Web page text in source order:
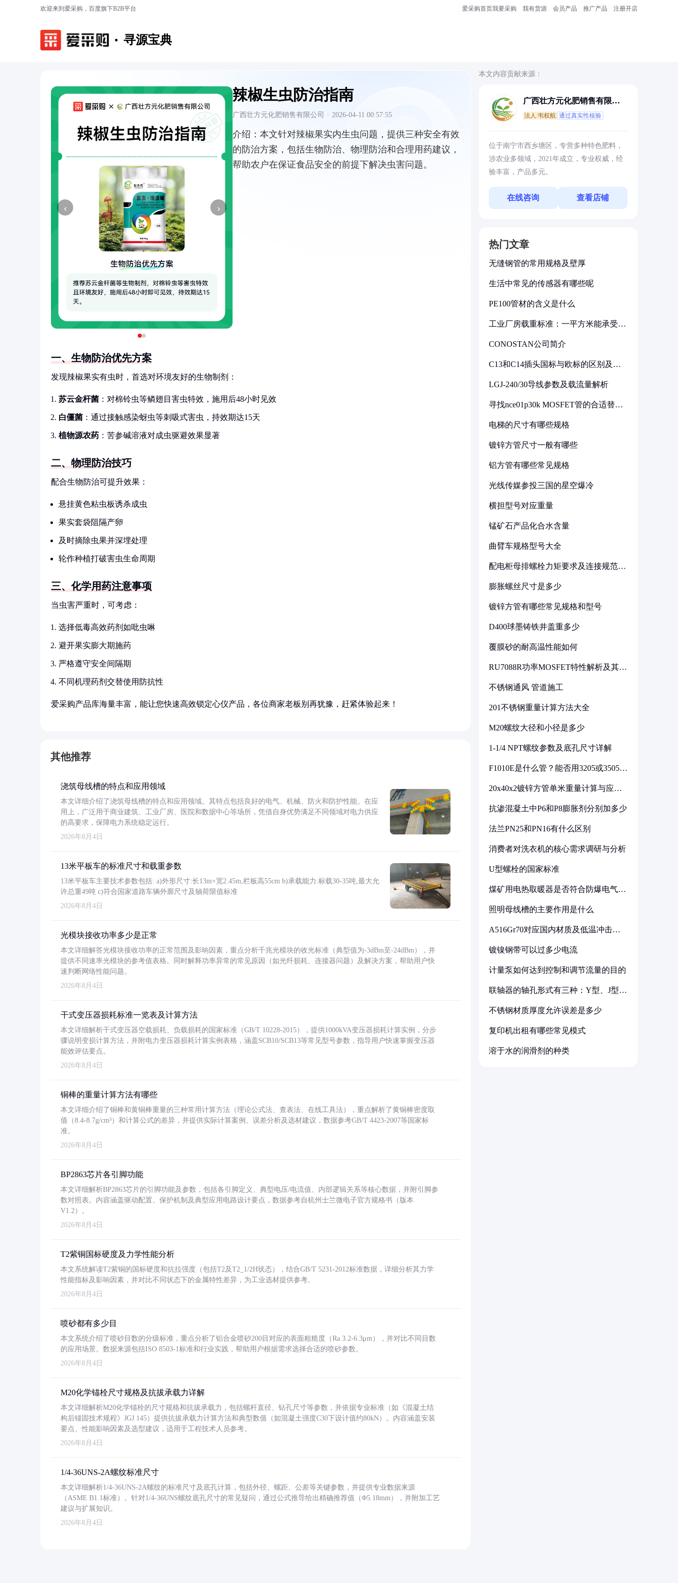
欢迎来到爱采购，百度旗下B2B平台 爱采购首页我要采购 我有货源 会员产品 推广产品 注册开店
寻源宝典
‹ ›
辣椒生虫防治指南
广西壮方元化肥销售有限公司 · 2026-04-11 00:57:55
介绍： 本文针对辣椒果实内生虫问题，提供三种安全有效
的防治方案，包括生物防治、物理防治和合理用药建议，
帮助农户在保证食品安全的前提下解决虫害问题。
一、生物防治优先方案
发现辣椒果实有虫时，首选对环境友好的生物制剂：
苏云金杆菌 ：对棉铃虫等鳞翅目害虫特效，施用后48小时见效
白僵菌 ：通过接触感染蚜虫等刺吸式害虫，持效期达15天
植物源农药 ：苦参碱溶液对成虫驱避效果显著
二、物理防治技巧
配合生物防治可提升效果：
悬挂黄色粘虫板诱杀成虫
果实套袋阻隔产卵
及时摘除虫果并深埋处理
轮作种植打破害虫生命周期
三、化学用药注意事项
当虫害严重时，可考虑：
选择低毒高效药剂如吡虫啉
避开果实膨大期施药
严格遵守安全间隔期
不同机理药剂交替使用防抗性
爱采购产品库海量丰富，能让您快速高效锁定心仪产品，各位商家老板别再犹豫，赶紧体验起来！
其他推荐
浇筑母线槽的特点和应用领域
本文详细介绍了浇筑母线槽的特点和应用领域。其特点包括良好的电气、机械、防火和防护性能。在应
用上，广泛用于商业建筑、工业厂房、医院和数据中心等场所，凭借自身优势满足不同领域对电力供应
的高要求，保障电力系统稳定运行。
2026年8月4日
13米平板车的标准尺寸和载重参数
13米平板车主要技术参数包括: a)外形尺寸:长13m×宽2.45m,栏板高55cm b)承载能力:标载30-35吨,最大允
许总重49吨 c)符合国家道路车辆外廓尺寸及轴荷限值标准
2026年8月4日
光模块接收功率多少是正常
本文详细解答光模块接收功率的正常范围及影响因素，重点分析千兆光模块的收光标准（典型值为-3dBm至-24dBm），并
提供不同速率光模块的参考值表格。同时解释功率异常的常见原因（如光纤损耗、连接器问题）及解决方案，帮助用户快
速判断网络性能问题。
2026年8月4日
干式变压器损耗标准一览表及计算方法
本文详细解析干式变压器空载损耗、负载损耗的国家标准（GB/T 10228-2015），提供1000kVA变压器损耗计算实例，分步
骤说明变损计算方法，并附电力变压器损耗计算实例表格，涵盖SCB10/SCB13等常见型号参数，指导用户快速掌握变压器
能效评估要点。
2026年8月4日
铜棒的重量计算方法有哪些
本文详细介绍了铜棒和黄铜棒重量的三种常用计算方法（理论公式法、查表法、在线工具法），重点解析了黄铜棒密度取
值（8.4-8.7g/cm³）和计算公式的差异，并提供实际计算案例、误差分析及选材建议，数据参考GB/T 4423-2007等国家标
准。
2026年8月4日
BP2863芯片各引脚功能
本文详细解析BP2863芯片的引脚功能及参数，包括各引脚定义、典型电压/电流值、内部逻辑关系等核心数据，并附引脚参
数对照表。内容涵盖驱动配置、保护机制及典型应用电路设计要点，数据参考自杭州士兰微电子官方规格书（版本
V1.2）。
2026年8月4日
T2紫铜国标硬度及力学性能分析
本文系统解读T2紫铜的国标硬度和抗拉强度（包括T2及T2_1/2H状态），结合GB/T 5231-2012标准数据，详细分析其力学
性能指标及影响因素，并对比不同状态下的金属特性差异，为工业选材提供参考。
2026年8月4日
喷砂都有多少目
本文系统介绍了喷砂目数的分级标准，重点分析了铝合金喷砂200目对应的表面粗糙度（Ra 3.2-6.3μm），并对比不同目数
的应用场景。数据来源包括ISO 8503-1标准和行业实践，帮助用户根据需求选择合适的喷砂参数。
2026年8月4日
M20化学锚栓尺寸规格及抗拔承载力详解
本文详细解析M20化学锚栓的尺寸规格和抗拔承载力，包括螺杆直径、钻孔尺寸等参数，并依据专业标准（如《混凝土结
构后锚固技术规程》JGJ 145）提供抗拔承载力计算方法和典型数值（如混凝土强度C30下设计值约80kN）。内容涵盖安装
要点、性能影响因素及选型建议，适用于工程技术人员参考。
2026年8月4日
1/4-36UNS-2A螺纹标准尺寸
本文详细解析1/4-36UNS-2A螺纹的标准尺寸及底孔计算，包括外径、螺距、公差等关键参数，并提供专业数据来源
（ASME B1.1标准）。针对1/4-36UNS螺纹底孔尺寸的常见疑问，通过公式推导给出精确推荐值（Φ5.18mm），并附加工艺
建议与扩展知识。
2026年8月4日
本文内容贡献来源：
广西壮方元化肥销售有限公
法人:韦权航 通过真实性核验
位于南宁市西乡塘区，专营多种特色肥料，
涉农业多领域，2021年成立，专业权威，经
验丰富，产品多元。
在线咨询 查看店铺
热门文章
无缝钢管的常用规格及壁厚
生活中常见的传感器有哪些呢
PE100管材的含义是什么
工业厂房载重标准：一平方米能承受多
CONOSTAN公司简介
C13和C14插头国标与欧标的区别及其
LGJ-240/30导线参数及载流量解析
寻找nce01p30k MOSFET管的合适替代
电梯的尺寸有哪些规格
镀锌方管尺寸一般有哪些
铝方管有哪些常见规格
光线传媒参投三国的星空爆冷
横担型号对应重量
锰矿石产品化合水含量
曲臂车规格型号大全
配电柜母排螺栓力矩要求及连接规范详
膨胀螺丝尺寸是多少
镀锌方管有哪些常见规格和型号
D400球墨铸铁井盖重多少
覆膜砂的耐高温性能如何
RU7088R功率MOSFET特性解析及其在
不锈钢通风 管道施工
201不锈钢重量计算方法大全
M20螺纹大径和小径是多少
1-1/4 NPT螺纹参数及底孔尺寸详解
F1010E是什么管？能否用3205或3505代
20x40x2镀锌方管单米重量计算与应用
抗渗混凝土中P6和P8膨胀剂分别加多少
法兰PN25和PN16有什么区别
消费者对洗衣机的核心需求调研与分析
U型螺栓的国家标准
煤矿用电热取暖器是否符合防爆电气设
照明母线槽的主要作用是什么
A516Gr70对应国内材质及低温冲击要
镀镍钢带可以过多少电流
计量泵如何达到控制和调节流量的目的
联轴器的轴孔形式有三种：Y型、J型、
不锈钢材质厚度允许误差是多少
复印机出租有哪些常见模式
溶于水的润滑剂的种类